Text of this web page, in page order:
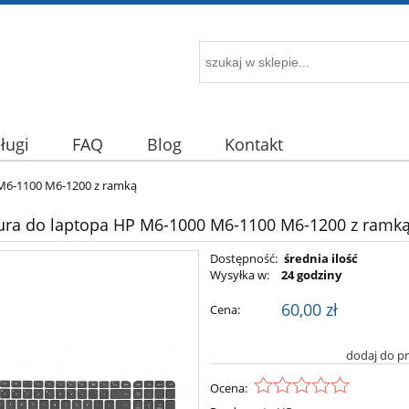
FAQ Blog Kontakt
1100 M6-1200 z ramką
do laptopa HP M6-1000 M6-1100 M6-1200 z
Dostępność: średnia ilość
Wysyłka w:
24 godziny
Cena: 60,00 zł
dodaj do
Ocena: